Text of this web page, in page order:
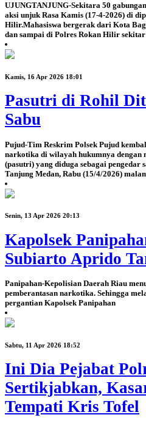
UJUNGTANJUNG-Sekitara 50
aksi unjuk Rasa Kamis (17-4-2026) di
Hilir.Mahasiswa bergerak dari Kota
dan sampai di Polres Rokan Hilir
Kamis, 16 Apr 2026 18:01
Pasutri di Rohil
Sabu
Pujud-Tim Reskrim Polsek Pujud
narkotika di wilayah hukumnya dengan
(pasutri) yang diduga sebagai pengedar
Tanjung Medan, Rabu (15/4/2026)
Senin, 13 Apr 2026 20:13
Kapolsek
Subiarto Aprido
Panipahan-Kepolisian Daerah Riau
pemberantasan narkotika. Sehingga
pergantian Kapolsek Panipahan
Sabtu, 11 Apr 2026 18:52
Ini Dia Pejabat
Sertikjabkan,
Tempati Kris Tofel